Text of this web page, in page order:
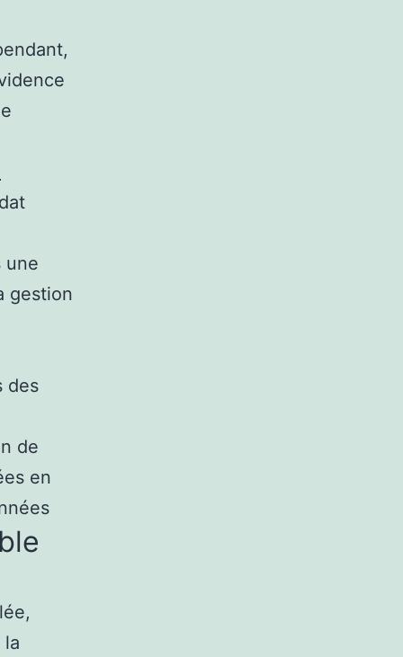
une
gestion
des
de
en
la